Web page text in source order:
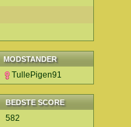
MODSTANDER
TullePigen91
BEDSTE SCORE
582